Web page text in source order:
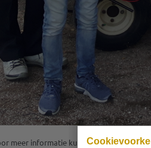
meer informatie kunt u bij de receptie